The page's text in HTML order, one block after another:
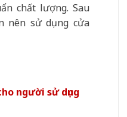
chất lượng. Sau
nên sử dụng cửa
người sử dụng